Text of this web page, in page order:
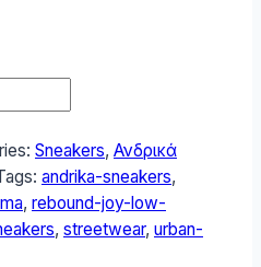
Sneakers, Ανδρικά
andrika-sneakers,
, rebound-joy-low-
, streetwear, urban-